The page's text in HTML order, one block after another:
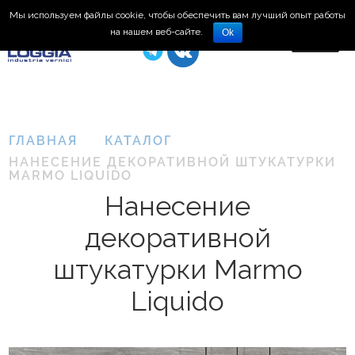
Нанесение
3D
8 (495) 150-66-77
ГЛАВНАЯ
КАТАЛОГ
НАНЕСЕНИЕ ДЕКОРАТИВНОЙ ШТУКАТУРКИ
MARMO LIQUIDO
Нанесение
декоративной
штукатурки Marmo
Liquido
Мы используем файлы cookie, чтобы обеспечить вам лучший опыт работы
на нашем веб-сайте.
Ok